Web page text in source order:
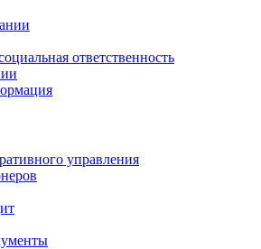
ответственность
управления